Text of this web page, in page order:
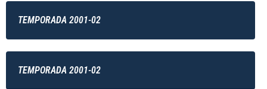
TEMPORADA 2001-02
TEMPORADA 2001-02